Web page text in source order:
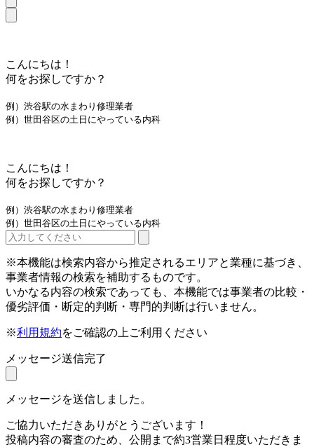
こんにちは！
何をお探しですか？
例）渋谷駅の水まわり修理業者
例）世田谷区の土日にやっている内科
こんにちは！
何をお探しですか？
例）渋谷駅の水まわり修理業者
例）世田谷区の土日にやっている内科
※本機能は検索内容から推定されるエリアと業種に基づき、
事業者情報の検索を補助するものです。
いかなる内容の検索であっても、本機能では事業者の比較・
優劣評価・断定的判断・専門的判断は行いません。
※利用規約をご確認の上ご利用ください
メッセージ送信完了
メッセージを送信しました。
ご協力いただきありがとうございます！
投稿内容の審査のため、公開まで約3営業日程度いただきま